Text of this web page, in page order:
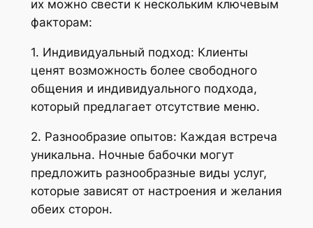
их можно свести к нескольким ключевым
факторам:
1. Индивидуальный подход: Клиенты
ценят возможность более свободного
общения и индивидуального подхода,
который предлагает отсутствие меню.
2. Разнообразие опытов: Каждая встреча
уникальна. Ночные бабочки могут
предложить разнообразные виды услуг,
которые зависят от настроения и желания
обеих сторон.